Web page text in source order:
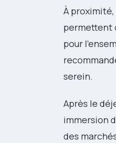
À proximité,
permettent
pour
serein.
Après le
immersion
des